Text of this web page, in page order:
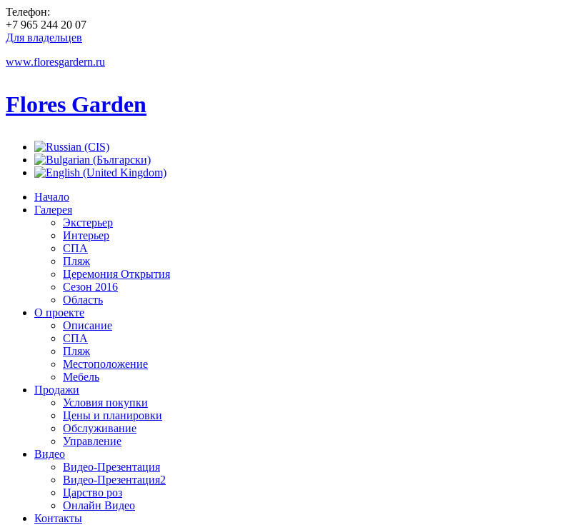
Телефон:
+7 965 244 20 07
Для владельцев
www.floresgardern.ru
Flores Garden
Начало
Галерея
Экстерьер
Интерьер
СПА
Пляж
Церемония Открытия
Сезон 2016
Область
О проекте
Описание
СПА
Пляж
Местоположение
Мебель
Продажи
Условия покупки
Цены и планировки
Обслуживание
Управление
Видео
Видео-Презентация
Видео-Презентация2
Царство роз
Онлайн Видео
Контакты